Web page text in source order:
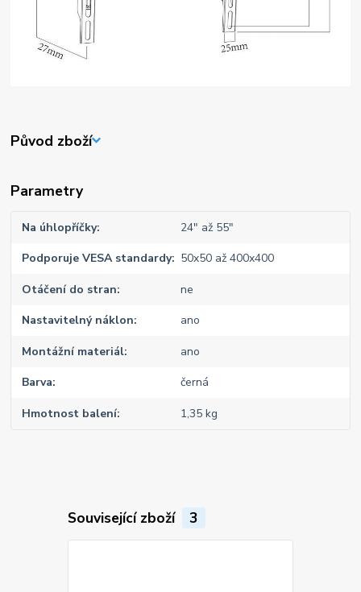
Původ zboží
Parametry
Na úhlopříčky 24" až 55"
Podporuje VESA standardy 50x50 až 400x400
Otáčení do stran ne
Nastavitelný náklon ano
Montážní materiál ano
Barva černá
Hmotnost balení 1,35 kg
Související zboží 3